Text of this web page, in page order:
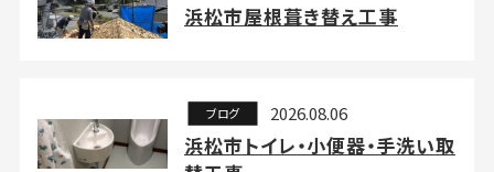
浜松市屋根葺き替え工事
ブログ 2026.08.06
浜松市トイレ・小便器・手洗い取